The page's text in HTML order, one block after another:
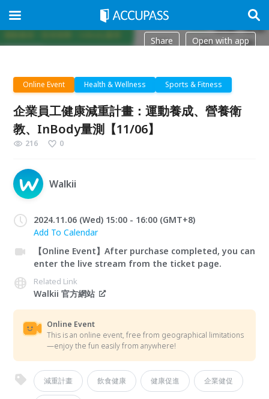
Share Open with app
Online Event Health & Wellness Sports & Fitness
企業員工健康減重計畫：運動養成、營養衛
教、InBody量測【11/06】
216 0
Walkii
2024.11.06 (Wed) 15:00 - 16:00 (GMT+8)
Add To Calendar
【Online Event】After purchase completed, you can
enter the live stream from the ticket page.
Related Link
Walkii 官方網站
Online Event
This is an online event, free from geographical limitations
—enjoy the fun easily from anywhere!
減重計畫 飲食健康 健康促進 企業健促